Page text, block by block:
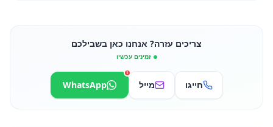
צריכים עזרה? אנחנו כאן בשבילכם
זמינים עכשיו
חייגו מייל WhatsApp
1